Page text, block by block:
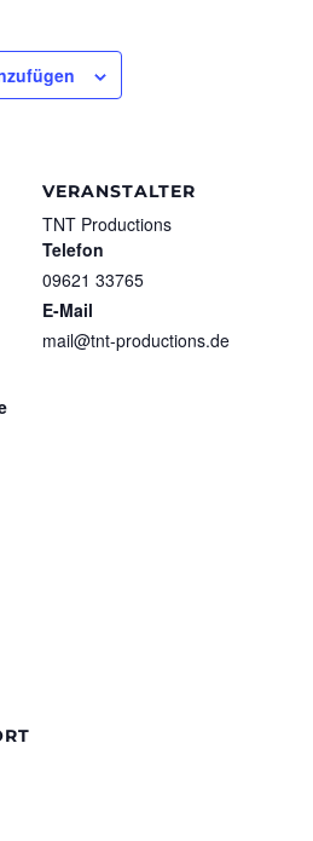
VERANSTALTER
TNT Productions
Telefon
09621 33765
E-Mail
mail@tnt-productions.de